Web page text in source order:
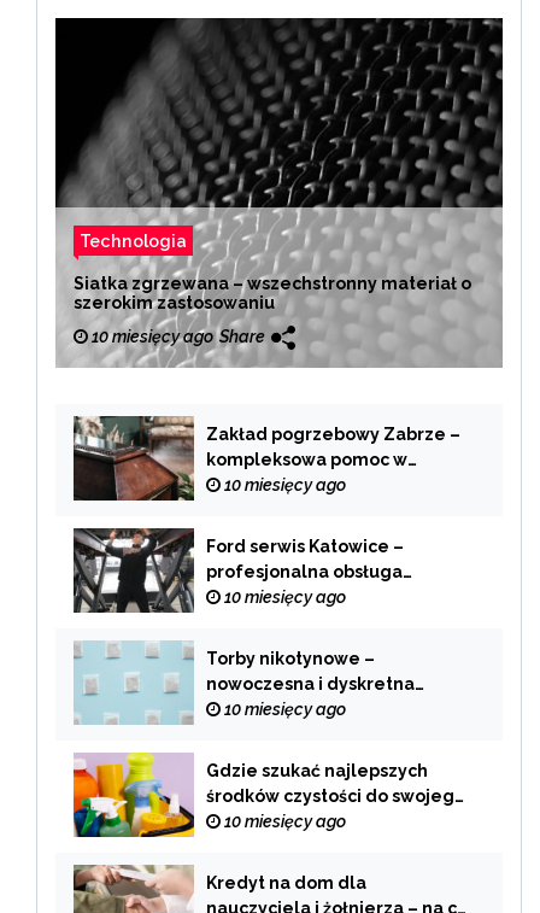
Technologia
Siatka zgrzewana – wszechstronny materiał o
szerokim zastosowaniu
10 miesięcy ago Share
Zakład pogrzebowy Zabrze –
kompleksowa pomoc w
trudnych chwilach
10 miesięcy ago
Ford serwis Katowice –
profesjonalna obsługa
Twojego samochodu
10 miesięcy ago
Torby nikotynowe –
nowoczesna i dyskretna
alternatywa dla tradycyjnego
10 miesięcy ago
Gdzie szukać najlepszych
środków czystości do swojego
domu?
10 miesięcy ago
Kredyt na dom dla
nauczyciela i żołnierza – na co